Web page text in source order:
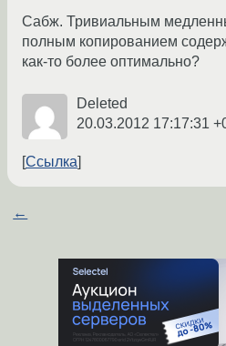
Сабж. Тривиальным
полным копированием
как-то более оптимально?
Deleted
20.03.2012 17:17:31
Ссылка
←